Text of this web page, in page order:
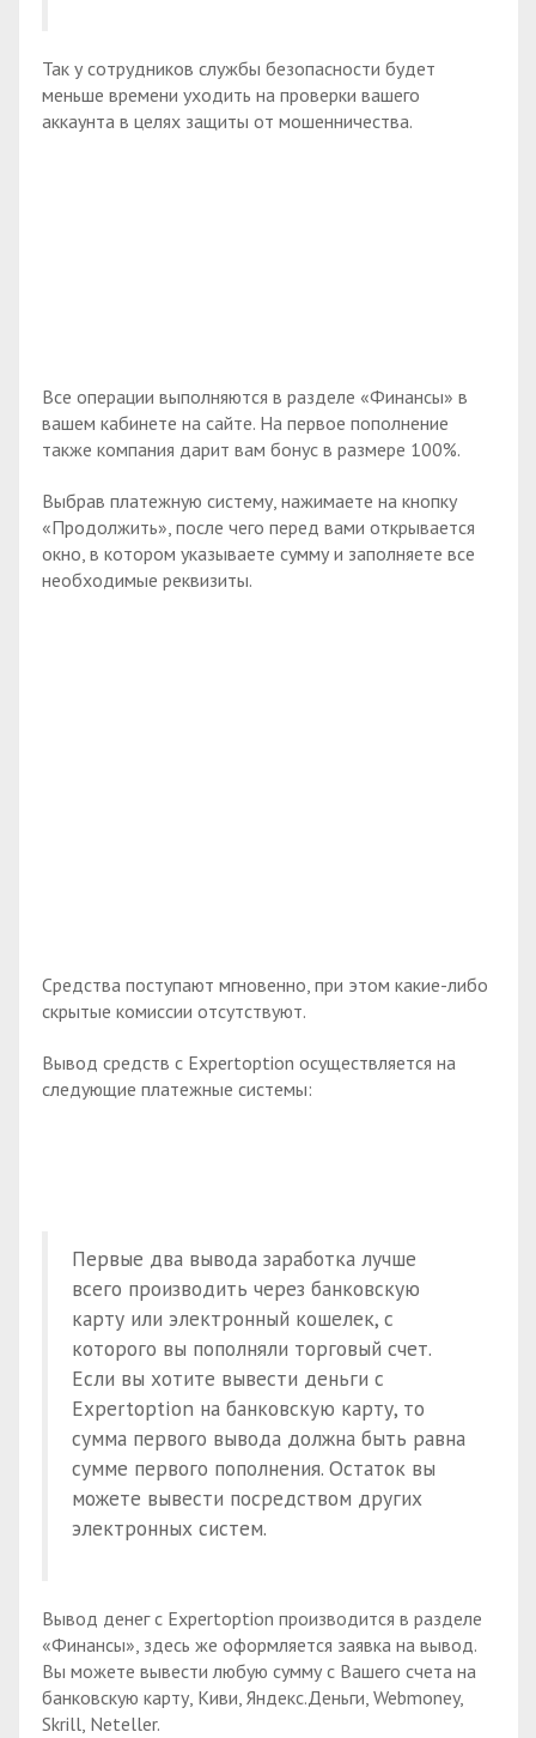
Так у сотрудников службы безопасности будет
меньше времени уходить на проверки вашего
аккаунта в целях защиты от мошенничества.
Все операции выполняются в разделе «Финансы» в
вашем кабинете на сайте. На первое пополнение
также компания дарит вам бонус в размере 100%.
Выбрав платежную систему, нажимаете на кнопку
«Продолжить», после чего перед вами открывается
окно, в котором указываете сумму и заполняете все
необходимые реквизиты.
Средства поступают мгновенно, при этом какие-либо
скрытые комиссии отсутствуют.
Вывод средств с Expertoption осуществляется на
следующие платежные системы:
Первые два вывода заработка лучше
всего производить через банковскую
карту или электронный кошелек, с
которого вы пополняли торговый счет.
Если вы хотите вывести деньги с
Expertoption на банковскую карту, то
сумма первого вывода должна быть равна
сумме первого пополнения. Остаток вы
можете вывести посредством других
электронных систем.
Вывод денег с Expertoption производится в разделе
«Финансы», здесь же оформляется заявка на вывод.
Вы можете вывести любую сумму с Вашего счета на
банковскую карту, Киви, Яндекс.Деньги, Webmoney,
Skrill, Neteller.